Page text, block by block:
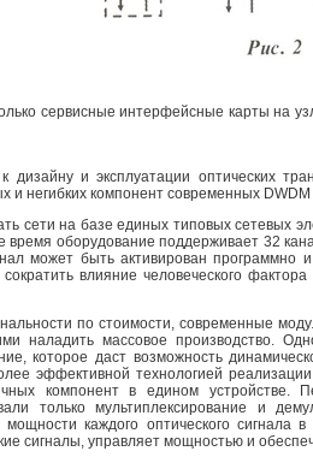
сервисные интерфейсные карты на
и эксплуатации оптических
и негибких компонент современных DWDM
сети на базе единых типовых сетевых
время оборудование поддерживает 32
может быть активирован
влияние человеческого
по стоимости, современные
наладить массовое производство.
которое даст возможность
эффективной технологией
компонент в едином
только мультиплексирование и
каждого оптического
сигналы, управляет мощностью и